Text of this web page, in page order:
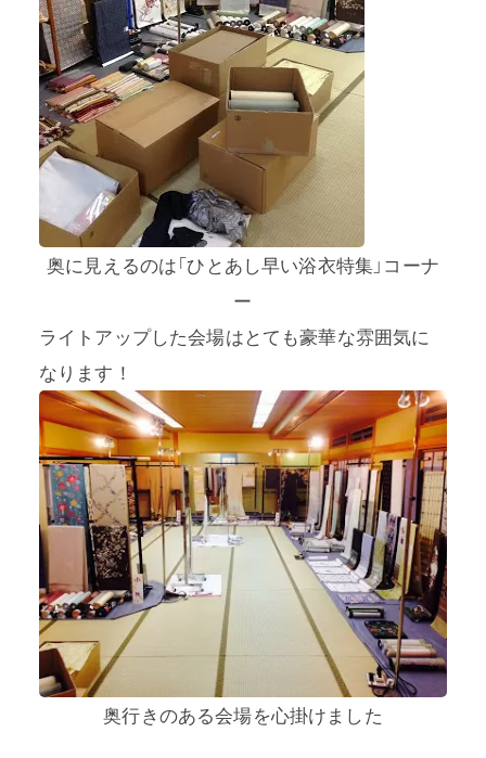
奥に見えるのは「ひとあし早い浴衣特集」コーナ
ー
ライトアップした会場はとても豪華な雰囲気に
なります！
奥行きのある会場を心掛けました